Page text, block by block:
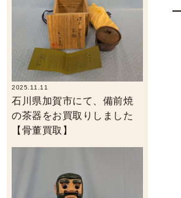
2025.11.11
石川県加賀市にて、備前焼
の茶器をお買取りしました
【骨董買取】